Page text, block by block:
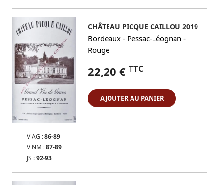
V AG :86-89
V NM :87-89
JS :92-93
CHÂTEAU PICQUE CAILLOU 2019
Bordeaux - Pessac-Léognan -
Rouge
22,20 € TTC
AJOUTER AU PANIER